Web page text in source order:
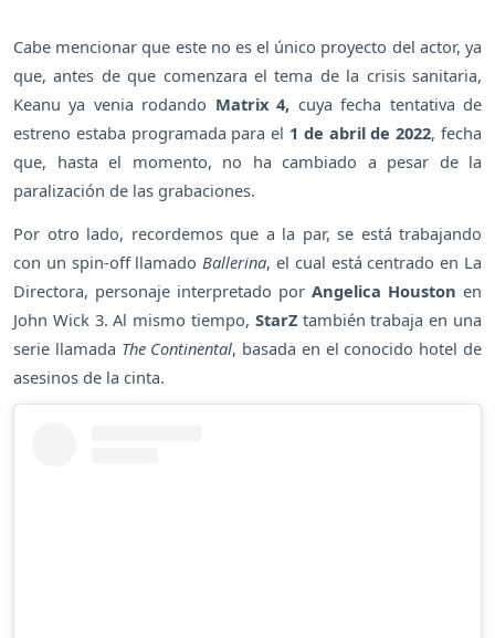
Cabe mencionar que este no es el único proyecto del actor, ya
que, antes de que comenzara el tema de la crisis sanitaria,
Keanu ya venia rodando Matrix 4, cuya fecha tentativa de
estreno estaba programada para el 1 de abril de 2022, fecha
que, hasta el momento, no ha cambiado a pesar de la
paralización de las grabaciones.
Por otro lado, recordemos que a la par, se está trabajando
con un spin-off llamado Ballerina, el cual está centrado en La
Directora, personaje interpretado por Angelica Houston en
John Wick 3. Al mismo tiempo, StarZ también trabaja en una
serie llamada The Continental, basada en el conocido hotel de
asesinos de la cinta.